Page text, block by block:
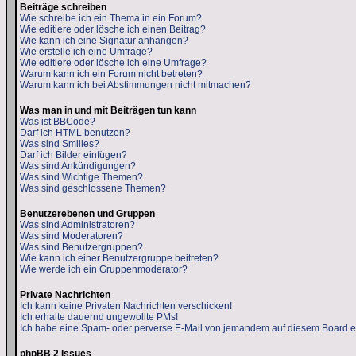
Beiträge schreiben
Wie schreibe ich ein Thema in ein Forum?
Wie editiere oder lösche ich einen Beitrag?
Wie kann ich eine Signatur anhängen?
Wie erstelle ich eine Umfrage?
Wie editiere oder lösche ich eine Umfrage?
Warum kann ich ein Forum nicht betreten?
Warum kann ich bei Abstimmungen nicht mitmachen?
Was man in und mit Beiträgen tun kann
Was ist BBCode?
Darf ich HTML benutzen?
Was sind Smilies?
Darf ich Bilder einfügen?
Was sind Ankündigungen?
Was sind Wichtige Themen?
Was sind geschlossene Themen?
Benutzerebenen und Gruppen
Was sind Administratoren?
Was sind Moderatoren?
Was sind Benutzergruppen?
Wie kann ich einer Benutzergruppe beitreten?
Wie werde ich ein Gruppenmoderator?
Private Nachrichten
Ich kann keine Privaten Nachrichten verschicken!
Ich erhalte dauernd ungewollte PMs!
Ich habe eine Spam- oder perverse E-Mail von jemandem auf diesem Board
phpBB 2 Issues